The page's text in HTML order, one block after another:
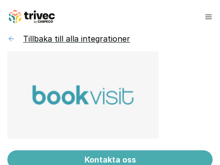
innehåll
Tillbaka till alla integrationer
Kontakta oss